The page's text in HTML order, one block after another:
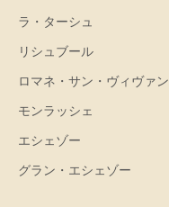
ラ・ターシュ
リシュブール
ロマネ・サン・ヴィヴァン
モンラッシェ
エシェゾー
グラン・エシェゾー